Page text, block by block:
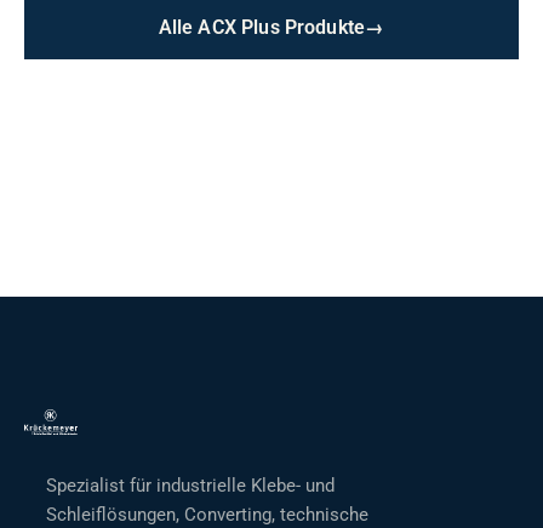
Alle ACX Plus Produkte→
Spezialist für industrielle Klebe- und
Schleiflösungen, Converting, technische